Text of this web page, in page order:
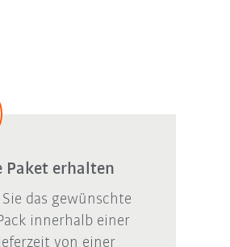
Paket erhalten
das gewünschte
innerhalb einer
von einer